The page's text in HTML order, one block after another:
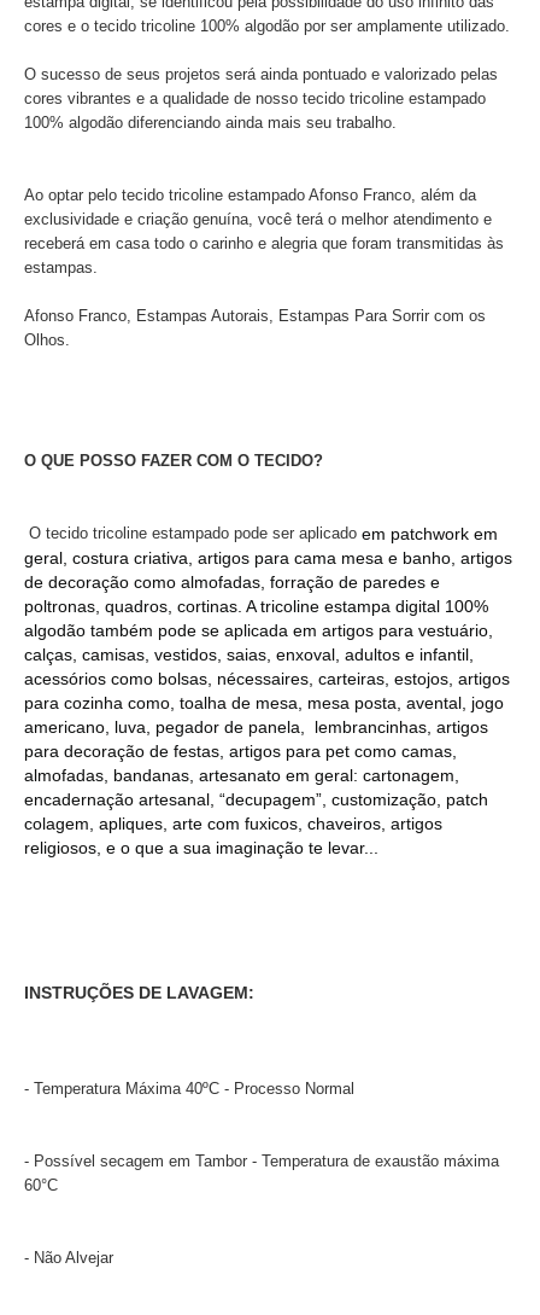
cores e o tecido tricoline 100% algodão por ser amplamente utilizado.
O sucesso de seus projetos será ainda pontuado e valorizado pelas
cores vibrantes e a qualidade de nosso tecido tricoline estampado
100% algodão diferenciando ainda mais seu trabalho.
Ao optar pelo tecido tricoline estampado Afonso Franco, além da
exclusividade e criação genuína, você terá o melhor atendimento e
receberá em casa todo o carinho e alegria que foram transmitidas às
estampas.
Afonso Franco, Estampas Autorais, Estampas Para Sorrir com os
Olhos.
O QUE POSSO FAZER COM O TECIDO?
O tecido tricoline estampado pode ser aplicado em patchwork em
geral, costura criativa, artigos para cama mesa e banho, artigos
de decoração como almofadas, forração de paredes e
poltronas, quadros, cortinas. A tricoline estampa digital 100%
algodão também pode se aplicada em artigos para vestuário,
calças, camisas, vestidos, saias, enxoval, adultos e infantil,
acessórios como bolsas, nécessaires, carteiras, estojos, artigos
para cozinha como, toalha de mesa, mesa posta, avental, jogo
americano, luva, pegador de panela, lembrancinhas, artigos
para decoração de festas, artigos para pet como camas,
almofadas, bandanas, artesanato em geral: cartonagem,
encadernação artesanal, “decupagem”, customização, patch
colagem, apliques, arte com fuxicos, chaveiros, artigos
religiosos, e o que a sua imaginação te levar...
INSTRUÇÕES DE LAVAGEM:
- Temperatura Máxima 40ºC - Processo Normal
- Possível secagem em Tambor - Temperatura de exaustão máxima
60°C
- Não Alvejar